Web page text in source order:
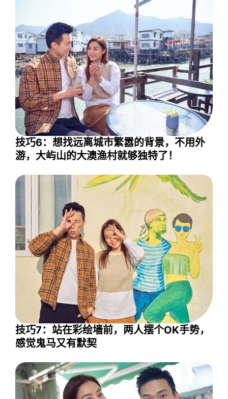
技巧6：想找远离城市繁嚣的背景，不用外
游，大屿山的大澳渔村就够独特了！
技巧7：站在彩绘墙前，两人摆个OK手势，
感觉鬼马又有默契